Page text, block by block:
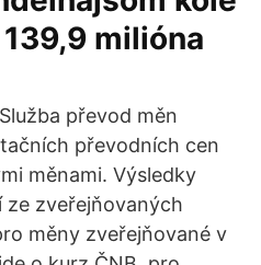
milióna
převod měn
převodních cen
měnami. Výsledky
ze zveřejňovaných
měny zveřejňované v